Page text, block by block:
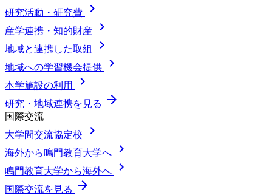
研究活動・研究費
chevron_right
産学連携・知的財産 chevron_right
地域と連携した取組 chevron_right
地域への学習機会提供 chevron_right
本学施設の利用 chevron_right
研究・地域連携を見る arrow_forward
国際交流
大学間交流協定校
chevron_right
海外から鳴門教育大学へ chevron_right
鳴門教育大学から海外へ chevron_right
国際交流を見る arrow_forward